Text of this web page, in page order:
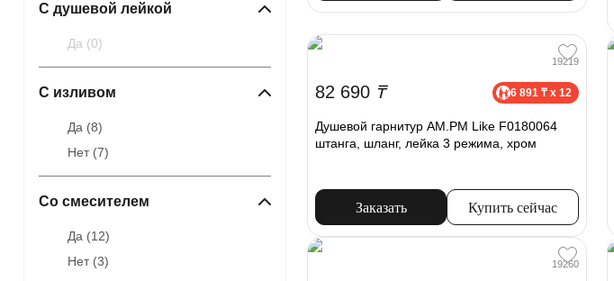
С душевой лейкой
Да (0)
С изливом
Да (8)
Нет (7)
Со смесителем
Да (12)
Нет (3)
19219
82 690 ₸ 6 891 ₸ x 12
Душевой гарнитур AM.PM Like F0180064
штанга, шланг, лейка 3 режима, хром
Заказать Купить сейчас
19260